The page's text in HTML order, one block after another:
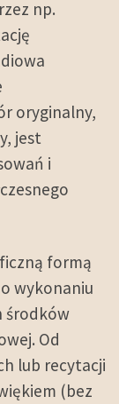
np.
oryginalny,
jest
i
formą
wykonaniu
środków
Od
lub recytacji
(bez